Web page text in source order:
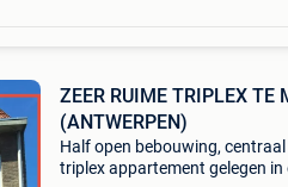
ZEER RUIME TRIPLEX TE
(ANTWERPEN)
Half open bebouwing,
triplex appartement gelegen in